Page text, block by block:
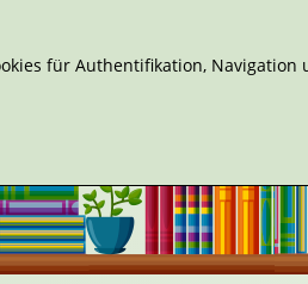
für Authentifikation,